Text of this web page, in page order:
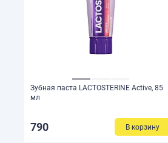
Зубная паста LACTOSTERINE Active, 85
мл
790 В корзину